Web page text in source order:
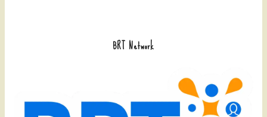
BRT Network